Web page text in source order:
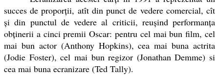
succes de proporții, atît din punct de vedere comercial, cît
și din punctul de vedere al criticii, reușind performanța
obținerii a cinci premii Oscar: pentru cel mai bun film, cel
mai bun actor (Anthony Hopkins), cea mai buna actrita
(Jodie Foster), cel mai bun regizor (Jonathan Demme) si
cea mai buna ecranizare (Ted Tally).